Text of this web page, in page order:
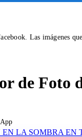
Las imágenes
de Foto
LA SOMBRA EN